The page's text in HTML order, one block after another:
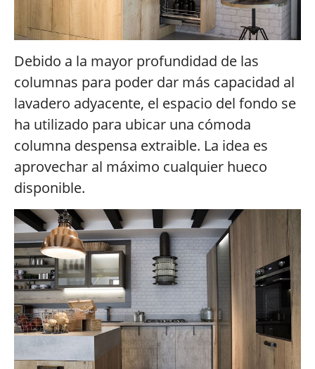
Debido a la mayor profundidad de las
columnas para poder dar más capacidad al
lavadero adyacente, el espacio del fondo se
ha utilizado para ubicar una cómoda
columna despensa extraible. La idea es
aprovechar al máximo cualquier hueco
disponible.